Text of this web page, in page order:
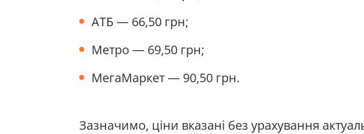
АТБ — 66,50 грн;
Метро — 69,50 грн;
МегаМаркет — 90,50 грн.
Зазначимо, ціни вказані без урахування